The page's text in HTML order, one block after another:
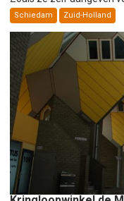
Schiedam Zuid-Holland